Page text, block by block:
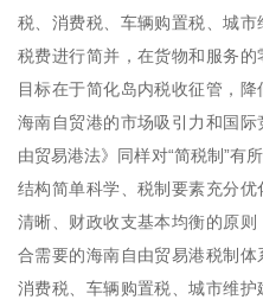
税、消费税、车辆购置税、城
税费进行简并，在货物和服务
目标在于简化岛内税收征管，
海南自贸港的市场吸引力和国
由贸易港法》同样对“简税制”有
结构简单科学、税制要素充分
清晰、财政收支基本均衡的原
合需要的海南自由贸易港税制体
消费税、车辆购置税、城市维